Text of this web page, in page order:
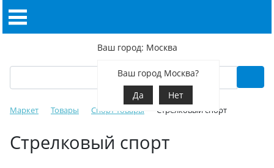
Ваш город: Москва
Ваш город Москва?
Да
Нет
Маркет Товары Спорт товары Стрелковый спорт
Стрелковый спорт